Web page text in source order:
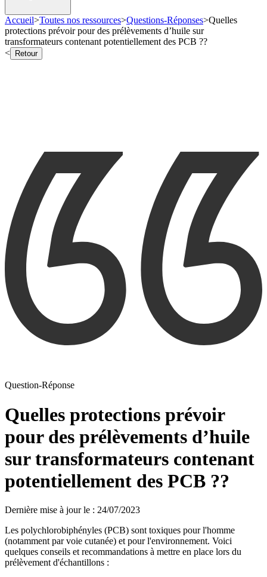
Accueil>Toutes nos ressources>Questions-Réponses>Quelles
protections prévoir pour des prélèvements d’huile sur
transformateurs contenant potentiellement des PCB ??
<
Retour
Question-Réponse
Quelles protections prévoir
pour des prélèvements d’huile
sur transformateurs contenant
potentiellement des PCB ??
Dernière mise à jour le : 24/07/2023
Les polychlorobiphényles (PCB) sont toxiques pour l'homme
(notamment par voie cutanée) et pour l'environnement. Voici
quelques conseils et recommandations à mettre en place lors du
prélèvement d'échantillons :